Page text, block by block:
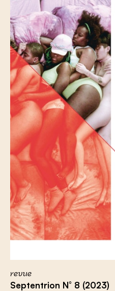
revue
Septentrion N° 8 (2023)